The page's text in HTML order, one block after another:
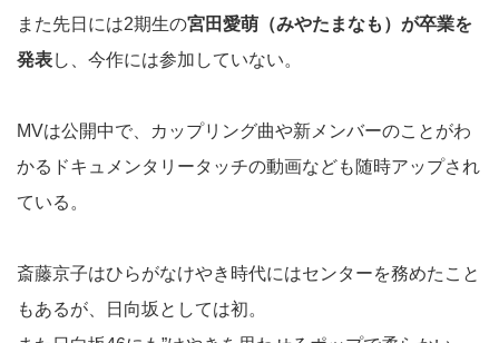
また先日には2期生の宮田愛萌（みやたまなも）が卒業を
発表し、今作には参加していない。
MVは公開中で、カップリング曲や新メンバーのことがわ
かるドキュメンタリータッチの動画なども随時アップされ
ている。
斎藤京子はひらがなけやき時代にはセンターを務めたこと
もあるが、日向坂としては初。